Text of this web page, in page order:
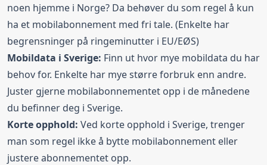
noen hjemme i Norge? Da behøver du som regel å kun
ha et mobilabonnement med fri tale. (Enkelte har
begrensninger på ringeminutter i EU/EØS)
Mobildata i Sverige: Finn ut hvor mye mobildata du har
behov for. Enkelte har mye større forbruk enn andre.
Juster gjerne mobilabonnementet opp i de månedene
du befinner deg i Sverige.
Korte opphold: Ved korte opphold i Sverige, trenger
man som regel ikke å bytte mobilabonnement eller
justere abonnementet opp.